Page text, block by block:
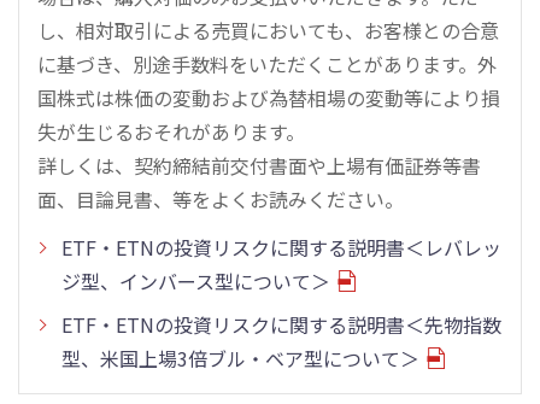
し、相対取引による売買においても、お客様との合意
に基づき、別途手数料をいただくことがあります。外
国株式は株価の変動および為替相場の変動等により損
失が生じるおそれがあります。
詳しくは、契約締結前交付書面や上場有価証券等書
面、目論見書、等をよくお読みください。
ETF・ETNの投資リスクに関する説明書＜レバレッ
ジ型、インバース型について＞
ETF・ETNの投資リスクに関する説明書＜先物指数
型、米国上場3倍ブル・ベア型について＞